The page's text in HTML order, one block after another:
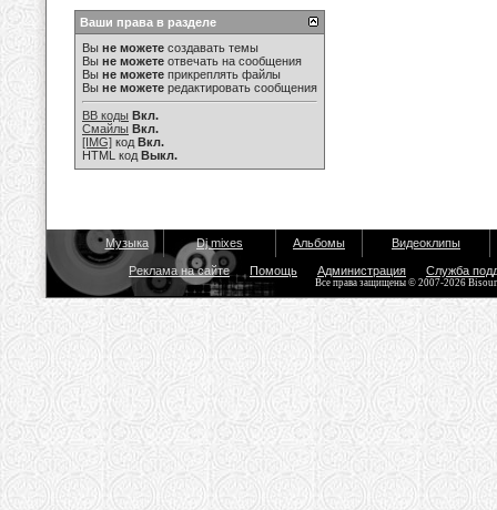
Ваши права в разделе
Вы не можете создавать темы
Вы не можете отвечать на сообщения
Вы не можете прикреплять файлы
Вы не можете редактировать сообщения
BB коды Вкл.
Смайлы Вкл.
[IMG] код Вкл.
HTML код Выкл.
Музыка Dj mixes Альбомы Видеоклипы
Реклама на сайте Помощь Администрация Служба
Все права защищены © 2007-2026